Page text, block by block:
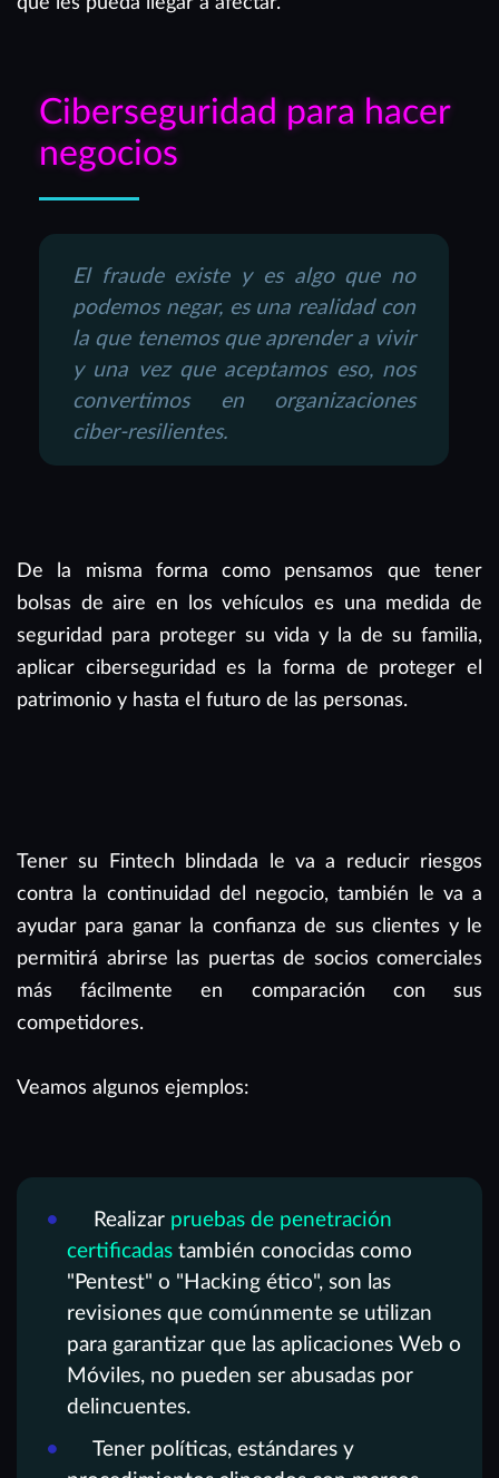
Ciberseguridad para hacer
negocios
El fraude existe y es algo que no
podemos negar, es una realidad con
la que tenemos que aprender a vivir
y una vez que aceptamos eso, nos
convertimos en organizaciones
ciber-resilientes.
De la misma forma como pensamos que tener
bolsas de aire en los vehículos es una medida de
seguridad para proteger su vida y la de su familia,
aplicar ciberseguridad es la forma de proteger el
patrimonio y hasta el futuro de las personas.
Tener su Fintech blindada le va a reducir riesgos
contra la continuidad del negocio, también le va a
ayudar para ganar la confianza de sus clientes y le
permitirá abrirse las puertas de socios comerciales
más fácilmente en comparación con sus
competidores.
Veamos algunos ejemplos:
Realizar pruebas de penetración
certificadas también conocidas como
"Pentest" o "Hacking ético", son las
revisiones que comúnmente se utilizan
para garantizar que las aplicaciones Web o
Móviles, no pueden ser abusadas por
delincuentes.
Tener políticas, estándares y